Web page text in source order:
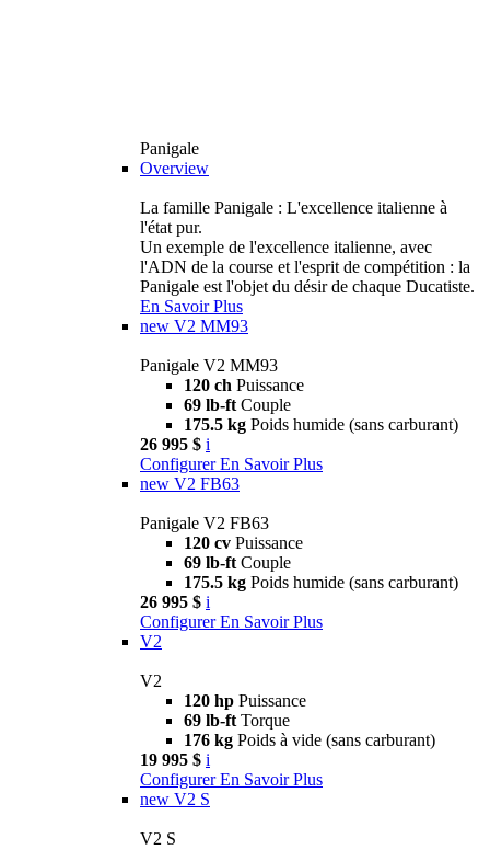
Panigale
Overview
La famille Panigale : L'excellence italienne à
l'état pur.
Un exemple de l'excellence italienne, avec
l'ADN de la course et l'esprit de compétition : la
Panigale est l'objet du désir de chaque Ducatiste.
En Savoir Plus
new V2 MM93
Panigale V2 MM93
120 ch Puissance
69 lb-ft Couple
175.5 kg Poids humide (sans carburant)
26 995 $ i
Configurer En Savoir Plus
new V2 FB63
Panigale V2 FB63
120 cv Puissance
69 lb-ft Couple
175.5 kg Poids humide (sans carburant)
26 995 $ i
Configurer En Savoir Plus
V2
V2
120 hp Puissance
69 lb-ft Torque
176 kg Poids à vide (sans carburant)
19 995 $ i
Configurer En Savoir Plus
new V2 S
V2 S